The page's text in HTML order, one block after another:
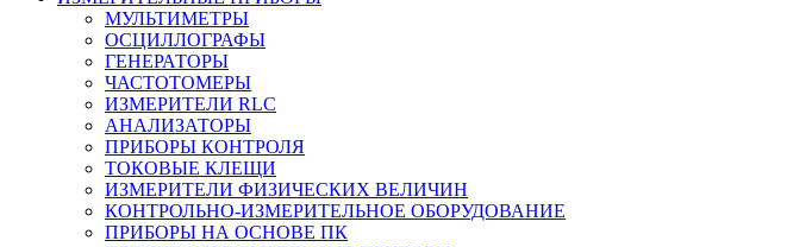
МУЛЬТИМЕТРЫ
ОСЦИЛЛОГРАФЫ
ГЕНЕРАТОРЫ
ЧАСТОТОМЕРЫ
ИЗМЕРИТЕЛИ RLC
АНАЛИЗАТОРЫ
ПРИБОРЫ КОНТРОЛЯ
ТОКОВЫЕ КЛЕЩИ
ИЗМЕРИТЕЛИ ФИЗИЧЕСКИХ ВЕЛИЧИН
КОНТРОЛЬНО-ИЗМЕРИТЕЛЬНОЕ ОБОРУДОВАНИЕ
ПРИБОРЫ НА ОСНОВЕ ПК